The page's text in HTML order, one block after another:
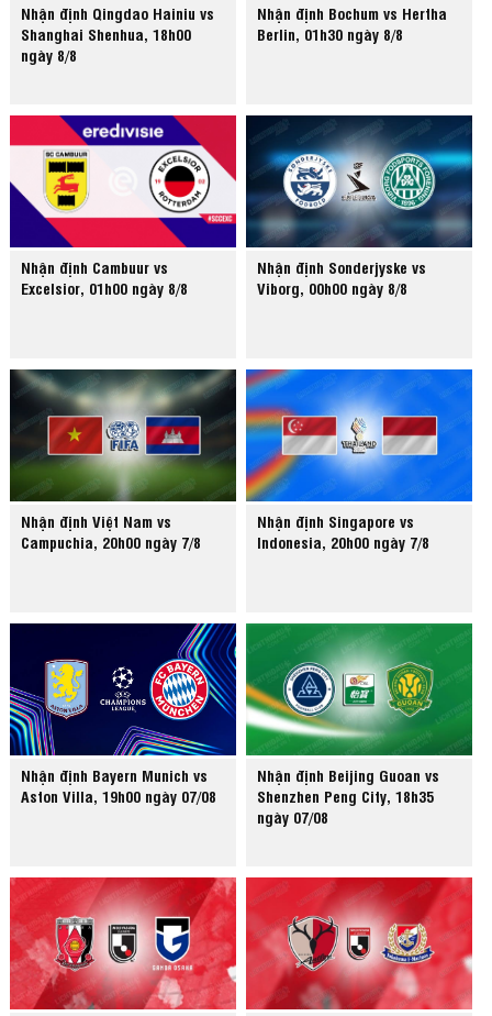
Nhận định Qingdao Hainiu vs
Shanghai Shenhua, 18h00
ngày 8/8
Nhận định Bochum vs Hertha
Berlin, 01h30 ngày 8/8
Nhận định Cambuur vs
Excelsior, 01h00 ngày 8/8
Nhận định Sonderjyske vs
Viborg, 00h00 ngày 8/8
Nhận định Việt Nam vs
Campuchia, 20h00 ngày 7/8
Nhận định Singapore vs
Indonesia, 20h00 ngày 7/8
Nhận định Bayern Munich vs
Aston Villa, 19h00 ngày 07/08
Nhận định Beijing Guoan vs
Shenzhen Peng City, 18h35
ngày 07/08